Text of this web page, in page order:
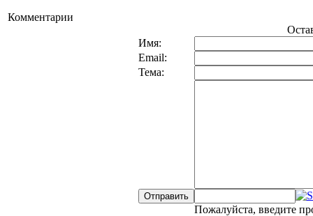
Комментарии
Имя:
Email:
Тема:
Пожалуйста, введите